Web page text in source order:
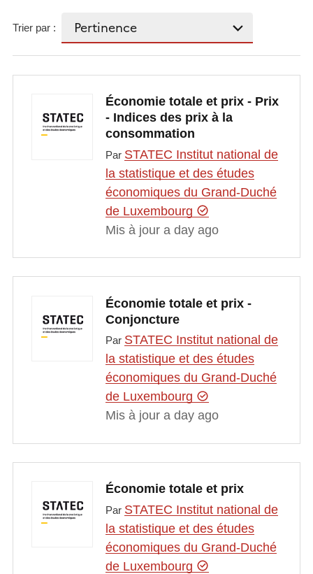
Trier par :
Économie totale et prix - Prix
- Indices des prix à la
consommation
Par STATEC Institut national de
la statistique et des études
économiques du Grand-Duché
de Luxembourg
Mis à jour a day ago
Économie totale et prix -
Conjoncture
Par STATEC Institut national de
la statistique et des études
économiques du Grand-Duché
de Luxembourg
Mis à jour a day ago
Économie totale et prix
Par STATEC Institut national de
la statistique et des études
économiques du Grand-Duché
de Luxembourg